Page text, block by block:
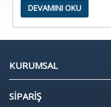
DEVAMINI OKU
KURUMSAL
SİPARİŞ